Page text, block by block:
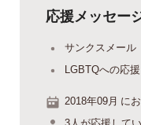
応援メッセー
サンクスメール
LGBTQへの応援
2018年09月 に